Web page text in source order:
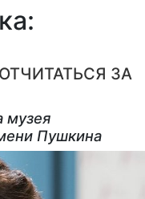
ЗА
музея
Пушкина